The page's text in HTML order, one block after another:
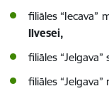
filiāles “Iecava”
Ilvesei,
filiāles
filiāles